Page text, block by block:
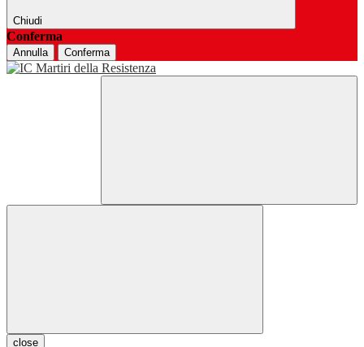
Chiudi
Conferma
Annulla Conferma
close